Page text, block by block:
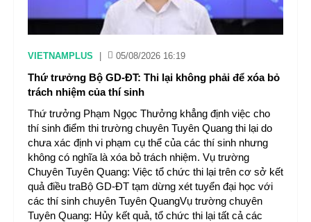
VIETNAMPLUS 05/08/2026 16:19
Thứ trưởng Bộ GD-ĐT: Thi lại không phải để xóa bỏ
trách nhiệm của thí sinh
Thứ trưởng Phạm Ngọc Thưởng khẳng định việc cho
thí sinh điểm thi trường chuyên Tuyên Quang thi lại do
chưa xác định vi phạm cụ thể của các thí sinh nhưng
không có nghĩa là xóa bỏ trách nhiệm. Vụ trường
Chuyên Tuyên Quang: Việc tổ chức thi lại trên cơ sở kết
quả điều traBộ GD-ĐT tạm dừng xét tuyển đại học với
các thí sinh chuyên Tuyên QuangVụ trường chuyên
Tuyên Quang: Hủy kết quả, tổ chức thi lại tất cả các